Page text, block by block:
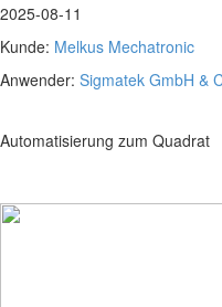
2025-08-11
Kunde: Melkus Mechatronic
Anwender: Sigmatek GmbH &
Automatisierung zum Quadrat